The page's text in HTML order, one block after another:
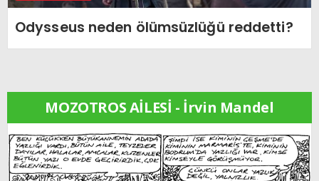
Odysseus neden ölümsüzlüğü reddetti?
MOZOTROS AİLESİ - İrvin Mandel